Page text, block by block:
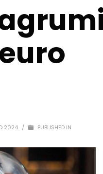
2024 / PUBLISHED IN